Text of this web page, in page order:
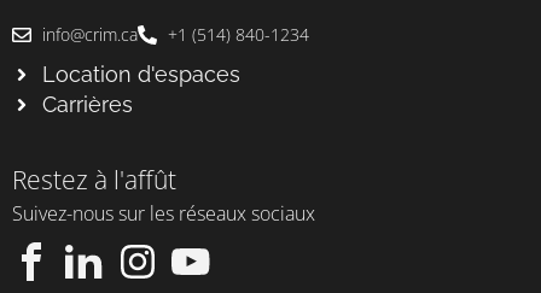
info@crim.ca +1 (514) 840-1234
Location d'espaces
Carrières
Restez à l'affût
Suivez-nous sur les réseaux sociaux